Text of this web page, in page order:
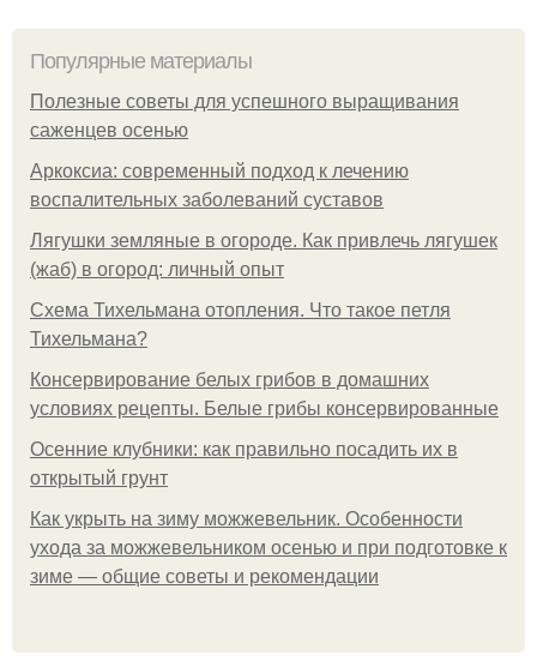
Популярные материалы
Полезные советы для успешного выращивания
саженцев осенью
Аркоксиа: современный подход к лечению
воспалительных заболеваний суставов
Лягушки земляные в огороде. Как привлечь лягушек
(жаб) в огород: личный опыт
Схема Тихельмана отопления. Что такое петля
Тихельмана?
Консервирование белых грибов в домашних
условиях рецепты. Белые грибы консервированные
Осенние клубники: как правильно посадить их в
открытый грунт
Как укрыть на зиму можжевельник. Особенности
ухода за можжевельником осенью и при подготовке к
зиме — общие советы и рекомендации